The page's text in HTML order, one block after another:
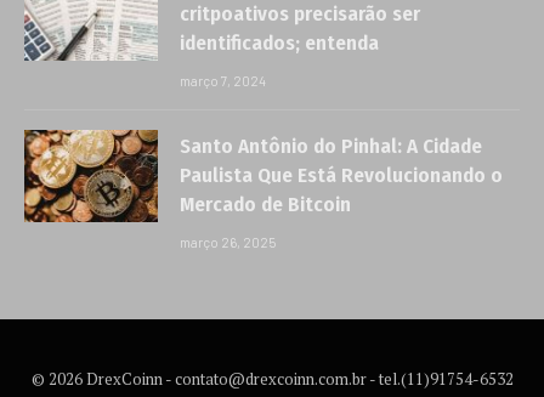
critpoativos precisarão ser
identificados; entenda
março 7, 2024
Santo Antônio do Pinhal: A Cidade
Paulista Que Está Revolucionando o
Mercado de Bitcoin
março 26, 2025
© 2026 DrexCoinn -contato@drexcoinn.com.br- tel.(11)91754-6532